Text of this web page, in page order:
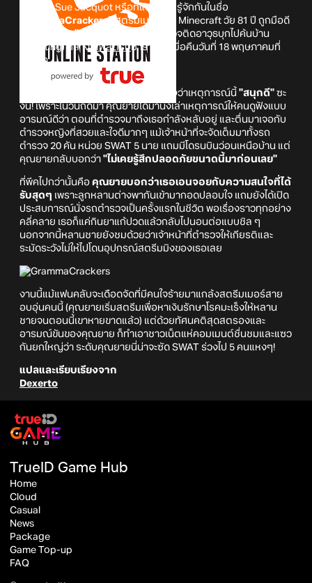
คุณยาย Sue Jacquot หรือที่แฟนคลับรู้จักกันในชื่อ
"GrammaCrackers"
สตรีมเมอร์เกม Minecraft วัย 81 ปี ถูกมือดี
ป่วนด้วยการ"แจ้งความเท็จ"
ให้ตำรวจติดอาวุธบุกไปค้นบ้าน
(Swatting) กลางไลฟ์สตรีมมาราธอนเมื่อคืนวันที่ 18 พฤษภาคมที่
ผ่านมา
แต่แทนที่จะตกใจกลัว คุณยายกลับมองว่าเหตุการณ์นี้ "สนุกดี" ซะ
งั้น! เพราะในวันถัดมา คุณยายได้มานั่งเล่าเหตุการณ์ให้คนดูฟังแบบ
อารมณ์ดีว่า ตอนที่ตำรวจมาถึงเธอกำลังหลับอยู่ และตื่นมาเจอกับ
ตำรวจหญิงที่สวยและใจดีมากๆ แม้เจ้าหน้าที่จะจัดเต็มมาทั้งรถ
ตำรวจ 20 คัน หน่วย SWAT 5 นาย แถมมีโดรนบินว่อนเหนือบ้าน แต่
คุณยายกลับบอกว่า "ไม่เคยรู้สึกปลอดภัยขนาดนี้มาก่อนเลย"
ที่พีคไปกว่านั้นคือ คุณยายบอกว่าเธอเอนจอยกับความสนใจที่ได้
รับสุดๆ เพราะลูกหลานต่างพากันเข้ามากอดปลอบใจ แถมยังได้เปิด
ประสบการณ์นั่งรถตำรวจเป็นครั้งแรกในชีวิต พอเรื่องราวทุกอย่าง
คลี่คลาย เธอก็แค่กินยาแก้ปวดแล้วกลับไปนอนต่อแบบชิล ๆ
นอกจากนี้หลานชายยังชมด้วยว่าเจ้าหน้าที่ตำรวจให้เกียรติและ
ระมัดระวังไม่ให้ไปโดนอุปกรณ์สตรีมมิงของเธอเลย
งานนี้แม้แฟนคลับจะเดือดจัดที่มีคนใจร้ายมาแกล้งสตรีมเมอร์สาย
อบอุ่นคนนี้ (คุณยายเริ่มสตรีมเพื่อหาเงินรักษาโรคมะเร็งให้หลาน
ชายจนตอนนี้เขาหายขาดแล้ว) แต่ด้วยทัศนคติสุดสตรองและ
อารมณ์ขันของคุณยาย ก็ทำเอาชาวเน็ตแห่คอมเมนต์ชื่นชมและแซว
กันยกใหญ่ว่า ระดับคุณยายนี่น่าจะซัด SWAT ร่วงไป 5 คนแหงๆ!
แปลและเรียบเรียงจาก
Dexerto
TrueID Game Hub
Home
Cloud
Casual
News
Package
Game Top-up
FAQ